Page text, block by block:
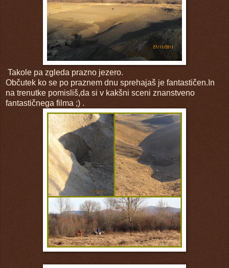
Takole pa zgleda prazno jezero.
Občutek ko se po praznem dnu sprehajaš je fantastičen.In
na trenutke pomisliš,da si v kakšni sceni znanstveno
fantastičnega filma ;) .